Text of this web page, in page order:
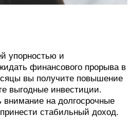
упорностью и
финансового прорыва в
вы получите повышение
выгодные инвестиции.
внимание на долгосрочные
стабильный доход.